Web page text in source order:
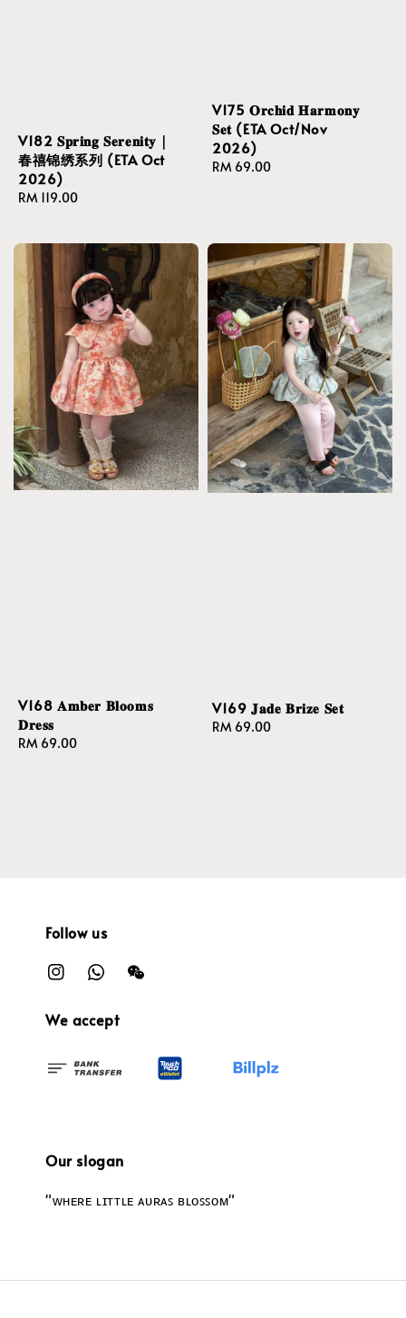
V182 𝐒𝐩𝐫𝐢𝐧𝐠 𝐒𝐞𝐫𝐞𝐧𝐢𝐭𝐲｜
春禧锦绣系列 (ETA Oct
2026)
Regular
RM 119.00
V175 𝐎𝐫𝐜𝐡𝐢𝐝 𝐇𝐚𝐫𝐦𝐨𝐧𝐲
𝐒𝐞𝐭 (ETA Oct/Nov
2026)
Regular
RM 69.00
V168 𝐀𝐦𝐛𝐞𝐫 𝐁𝐥𝐨𝐨𝐦𝐬
𝐃𝐫𝐞𝐬𝐬
Regular
RM 69.00
V169 𝐉𝐚𝐝𝐞 𝐁𝐫𝐢𝐳𝐞 𝐒𝐞𝐭
Regular
RM 69.00
Follow us
We accept
Our slogan
"ᴡʜᴇʀᴇ ʟɪᴛᴛʟᴇ ᴀᴜʀᴀꜱ ʙʟᴏꜱꜱᴏᴍ"